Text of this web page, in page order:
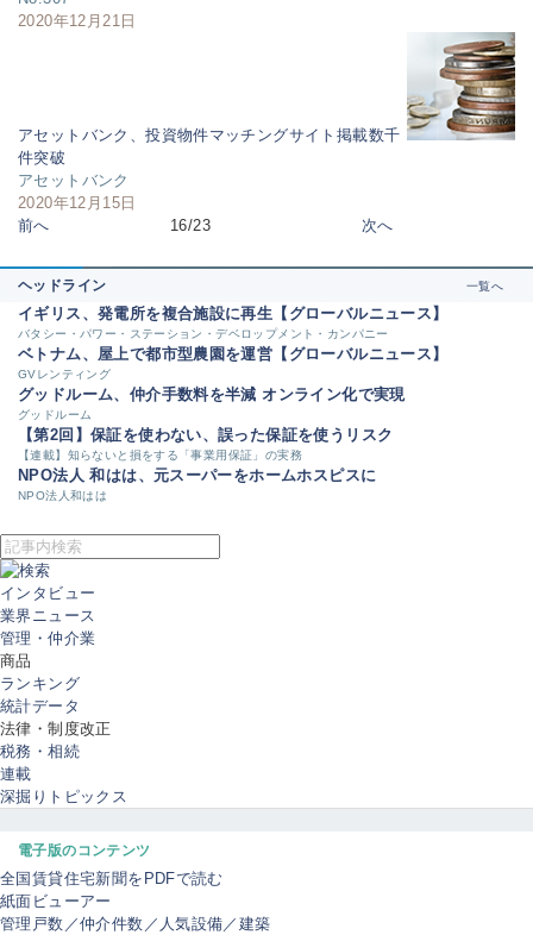
2020年12月21日
アセットバンク、投資物件マッチングサイト掲載数千
件突破
アセットバンク
2020年12月15日
前へ
16/23 次へ
ヘッドライン 一覧へ
イギリス、発電所を複合施設に再生【グローバルニュース】
バタシー・パワー・ステーション・デベロップメント・カンパニー
ベトナム、屋上で都市型農園を運営【グローバルニュース】
GVレンティング
グッドルーム、仲介手数料を半減 オンライン化で実現
グッドルーム
【第2回】保証を使わない、誤った保証を使うリスク
【連載】知らないと損をする「事業用保証」の実務
NPO法人 和はは、元スーパーをホームホスピスに
NPO法人和はは
インタビュー
業界ニュース
管理・仲介業
商品
ランキング
統計データ
法律・制度改正
税務・相続
連載
深掘りトピックス
電子版のコンテンツ
全国賃貸住宅新聞をPDFで読む
紙面ビューアー
管理戸数／仲介件数／人気設備／建築